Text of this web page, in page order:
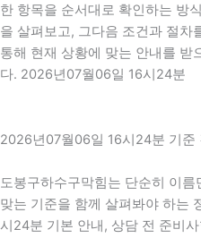
한 항목을 순서대로 확인하는 방
을 살펴보고, 그다음 조건과 절차
통해 현재 상황에 맞는 안내를 받
다. 2026년07월06일 16시24분
2026년07월06일 16시24분 기준
도봉구하수구막힘는 단순히 이름
맞는 기준을 함께 살펴봐야 하는
시24분 기본 안내, 상담 전 준비